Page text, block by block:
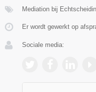
Mediation bij
Er wordt gewerkt op
Sociale media: